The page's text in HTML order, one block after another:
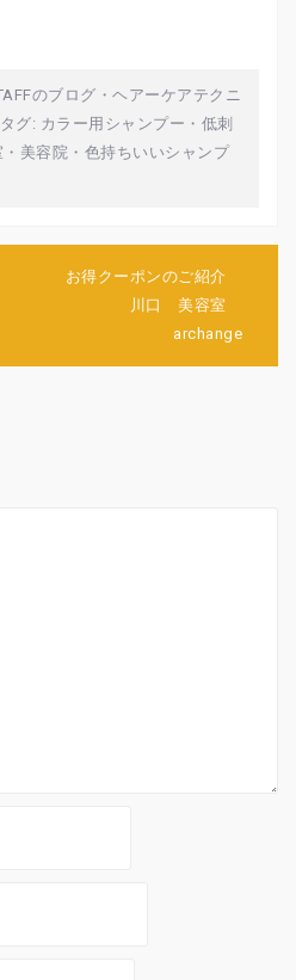
のブログ ・ ヘアーケアテクニ
タグ: カラー用シャンプー ・ 低刺
・ 美容院 ・ 色持ちいいシャンプ
お得クーポンのご紹介
川口 美容室
archange